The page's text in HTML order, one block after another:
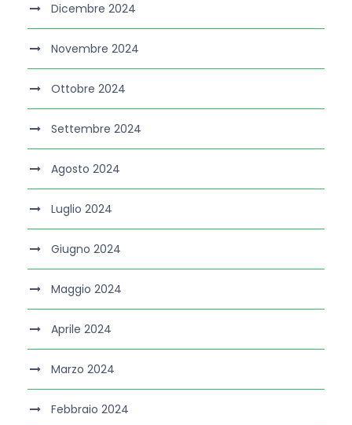
Dicembre 2024
Novembre 2024
Ottobre 2024
Settembre 2024
Agosto 2024
Luglio 2024
Giugno 2024
Maggio 2024
Aprile 2024
Marzo 2024
Febbraio 2024